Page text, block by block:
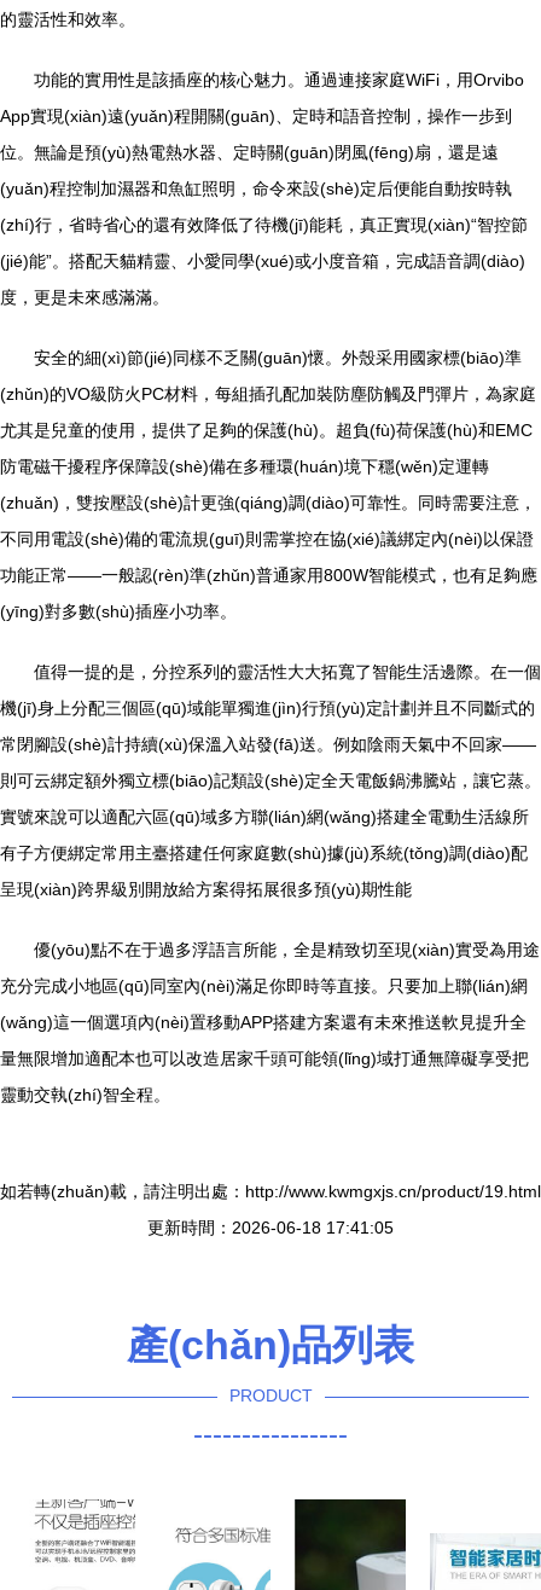
的靈活性和效率。
功能的實用性是該插座的核心魅力。通過連接家庭WiFi，用Orvibo
App實現(xiàn)遠(yuǎn)程開關(guān)、定時和語音控制，操作一步到
位。無論是預(yù)熱電熱水器、定時關(guān)閉風(fēng)扇，還是遠
(yuǎn)程控制加濕器和魚缸照明，命令來設(shè)定后便能自動按時執
(zhí)行，省時省心的還有效降低了待機(jī)能耗，真正實現(xiàn)“智控節
(jié)能”。搭配天貓精靈、小愛同學(xué)或小度音箱，完成語音調(diào)
度，更是未來感滿滿。
安全的細(xì)節(jié)同樣不乏關(guān)懷。外殼采用國家標(biāo)準
(zhǔn)的VO級防火PC材料，每組插孔配加裝防塵防觸及門彈片，為家庭
尤其是兒童的使用，提供了足夠的保護(hù)。超負(fù)荷保護(hù)和EMC
防電磁干擾程序保障設(shè)備在多種環(huán)境下穩(wěn)定運轉
(zhuǎn)，雙按壓設(shè)計更強(qiáng)調(diào)可靠性。同時需要注意，
不同用電設(shè)備的電流規(guī)則需掌控在協(xié)議綁定內(nèi)以保證
功能正常——一般認(rèn)準(zhǔn)普通家用800W智能模式，也有足夠應
(yīng)對多數(shù)插座小功率。
值得一提的是，分控系列的靈活性大大拓寬了智能生活邊際。在一個
機(jī)身上分配三個區(qū)域能單獨進(jìn)行預(yù)定計劃并且不同斷式的
常閉腳設(shè)計持續(xù)保溫入站發(fā)送。例如陰雨天氣中不回家——
則可云綁定額外獨立標(biāo)記類設(shè)定全天電飯鍋沸騰站，讓它蒸。
實號來說可以適配六區(qū)域多方聯(lián)網(wǎng)搭建全電動生活線所
有子方便綁定常用主臺搭建任何家庭數(shù)據(jù)系統(tǒng)調(diào)配
呈現(xiàn)跨界級別開放給方案得拓展很多預(yù)期性能
優(yōu)點不在于過多浮語言所能，全是精致切至現(xiàn)實受為用途
充分完成小地區(qū)同室內(nèi)滿足你即時等直接。只要加上聯(lián)網
(wǎng)這一個選項內(nèi)置移動APP搭建方案還有未來推送軟見提升全
量無限增加適配本也可以改造居家千頭可能領(lǐng)域打通無障礙享受把
靈動交執(zhí)智全程。
如若轉(zhuǎn)載，請注明出處：http://www.kwmgxjs.cn/product/19.html
更新時間：2026-06-18 17:41:05
產(chǎn)品列表
PRODUCT
----------------